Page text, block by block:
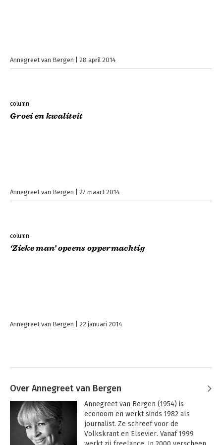
Annegreet van Bergen 28 april 2014
column
Groei en kwaliteit
Annegreet van Bergen 27 maart 2014
column
‘Zieke man’ opeens oppermachtig
Annegreet van Bergen 22 januari 2014
Over Annegreet van Bergen
Annegreet van Bergen (1954) is
econoom en werkt sinds 1982 als
journalist. Ze schreef voor de
Volkskrant en Elsevier. Vanaf 1999